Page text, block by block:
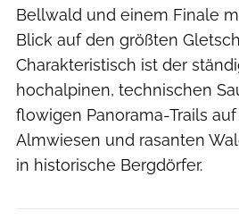
Bellwald und einem Finale
Blick auf den größten
Charakteristisch ist der
hochalpinen, technischen
flowigen Panorama-Trails
Almwiesen und rasanten
in historische Bergdörfer.